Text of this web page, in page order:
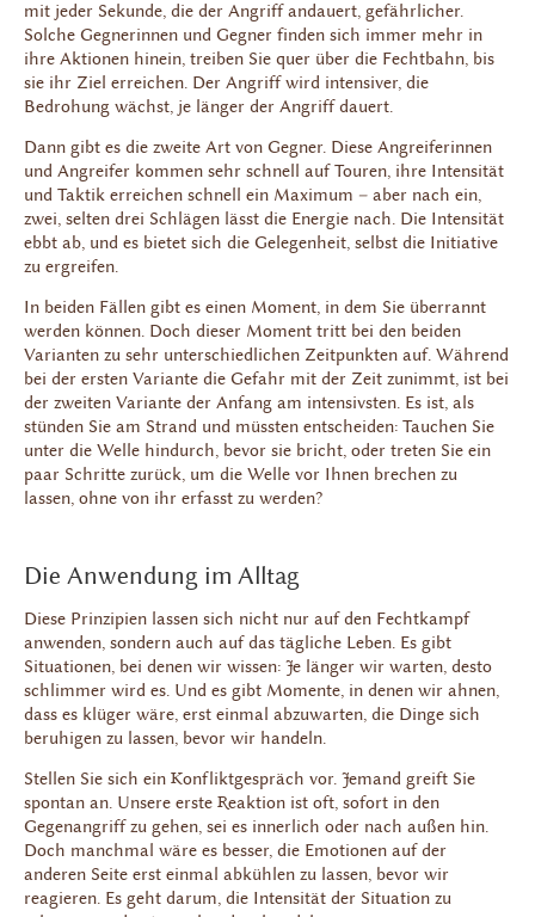
mit jeder Sekunde, die der Angriff andauert, gefährlicher.
Solche Gegnerinnen und Gegner finden sich immer mehr in
ihre Aktionen hinein, treiben Sie quer über die Fechtbahn, bis
sie ihr Ziel erreichen. Der Angriff wird intensiver, die
Bedrohung wächst, je länger der Angriff dauert.
Dann gibt es die zweite Art von Gegner. Diese Angreiferinnen
und Angreifer kommen sehr schnell auf Touren, ihre Intensität
und Taktik erreichen schnell ein Maximum – aber nach ein,
zwei, selten drei Schlägen lässt die Energie nach. Die Intensität
ebbt ab, und es bietet sich die Gelegenheit, selbst die Initiative
zu ergreifen.
In beiden Fällen gibt es einen Moment, in dem Sie überrannt
werden können. Doch dieser Moment tritt bei den beiden
Varianten zu sehr unterschiedlichen Zeitpunkten auf. Während
bei der ersten Variante die Gefahr mit der Zeit zunimmt, ist bei
der zweiten Variante der Anfang am intensivsten. Es ist, als
stünden Sie am Strand und müssten entscheiden: Tauchen Sie
unter die Welle hindurch, bevor sie bricht, oder treten Sie ein
paar Schritte zurück, um die Welle vor Ihnen brechen zu
lassen, ohne von ihr erfasst zu werden?
Die Anwendung im Alltag
Diese Prinzipien lassen sich nicht nur auf den Fechtkampf
anwenden, sondern auch auf das tägliche Leben. Es gibt
Situationen, bei denen wir wissen: Je länger wir warten, desto
schlimmer wird es. Und es gibt Momente, in denen wir ahnen,
dass es klüger wäre, erst einmal abzuwarten, die Dinge sich
beruhigen zu lassen, bevor wir handeln.
Stellen Sie sich ein Konfliktgespräch vor. Jemand greift Sie
spontan an. Unsere erste Reaktion ist oft, sofort in den
Gegenangriff zu gehen, sei es innerlich oder nach außen hin.
Doch manchmal wäre es besser, die Emotionen auf der
anderen Seite erst einmal abkühlen zu lassen, bevor wir
reagieren. Es geht darum, die Intensität der Situation zu